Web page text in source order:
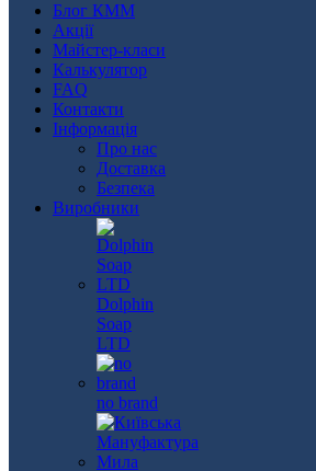
Блог КММ
Акції
Майстер-класи
Калькулятор
FAQ
Контакти
Інформація
Про нас
Доставка
Безпека
Виробники
Dolphin
Soap
LTD
no brand